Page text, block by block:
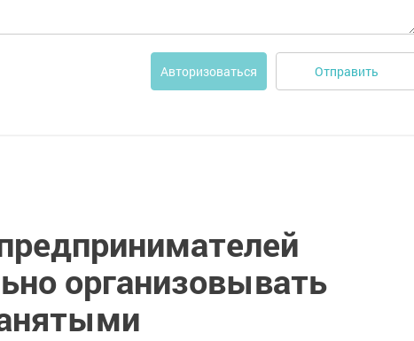
Авторизоваться Отправить
организовывать